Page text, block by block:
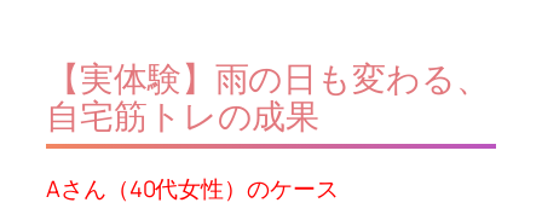
【実体験】雨の日も変わる、
自宅筋トレの成果
Aさん（40代女性）のケース